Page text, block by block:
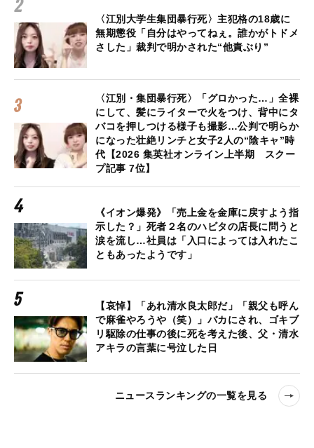
〈江別大学生集団暴行死〉主犯格の18歳に
無期懲役「自分はやってねぇ。誰かがトドメ
さした」裁判で明かされた“他責ぶり”
〈江別・集団暴行死〉「グロかった…」全裸
にして、髪にライターで火をつけ、背中にタ
バコを押しつける様子も撮影…公判で明らか
になった壮絶リンチと女子2人の“陰キャ”時
代【2026 集英社オンライン上半期 スクー
プ記事 7位】
《イオン爆発》「売上金を金庫に戻すよう指
示した？」死者２名のハビタの店長に問うと
涙を流し…社員は「入口によっては入れたこ
ともあったようです」
【哀悼】「あれ清水良太郎だ」「親父も呼ん
で麻雀やろうや（笑）」バカにされ、ゴキブ
リ駆除の仕事の後に死を考えた後、父・清水
アキラの言葉に号泣した日
ニュースランキングの一覧を見る